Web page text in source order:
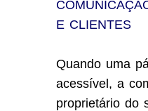
E CLIENTES
Quando uma
acessível, a
proprietário do